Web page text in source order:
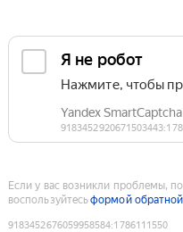
Если у вас возникли проблемы,
воспользуйтесьформой обратной
9183452676059958584:1786111550